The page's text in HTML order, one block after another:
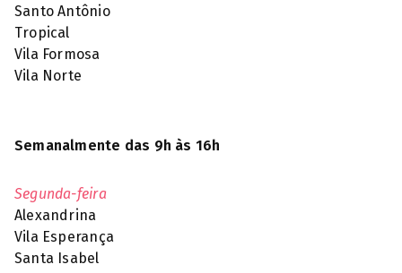
Santo Antônio
Tropical
Vila Formosa
Vila Norte
Semanalmente das 9h às 16h
Segunda-feira
Alexandrina
Vila Esperança
Santa Isabel